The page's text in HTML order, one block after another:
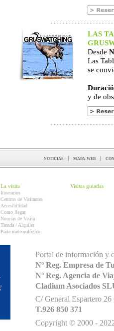
LAS
Desde
Las
se
y de
noticias | mapa web |
La visita
Itinerarios
Centros de Visitantes
Accesibilidad
Como llegar
Normas de Visita
Tienda / Alquiler
Parte meteorológico
Visitas guiadas
Portal de información y
Nº Reg. Empresa de
Nº Reg. Agencia de
Cladium Asociados
C/ General Espartero
T.926 850 371
Copyright © 2000 -